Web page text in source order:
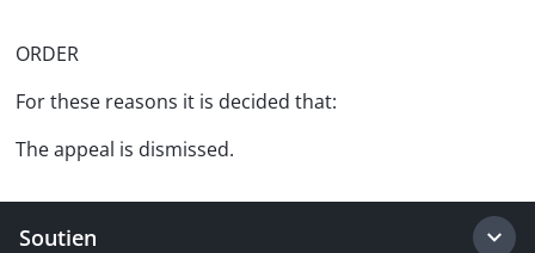
ORDER
For these reasons it is decided that:
The appeal is dismissed.
Soutien